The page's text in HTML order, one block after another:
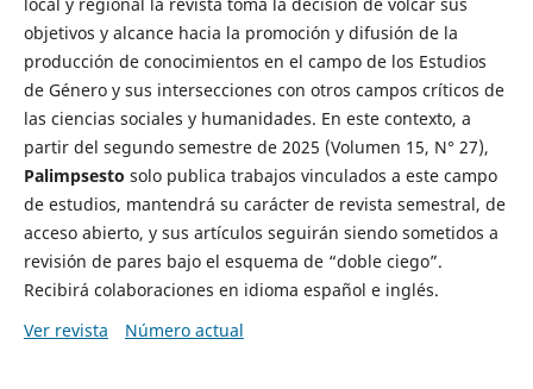
objetivos y alcance hacia la promoción y difusión de la
producción de conocimientos en el campo de los Estudios
de Género y sus intersecciones con otros campos críticos de
las ciencias sociales y humanidades. En este contexto, a
partir del segundo semestre de 2025 (Volumen 15, N° 27),
Palimpsesto solo publica trabajos vinculados a este campo
de estudios, mantendrá su carácter de revista semestral, de
acceso abierto, y sus artículos seguirán siendo sometidos a
revisión de pares bajo el esquema de “doble ciego”.
Recibirá colaboraciones en idioma español e inglés.
Ver revista
Número actual